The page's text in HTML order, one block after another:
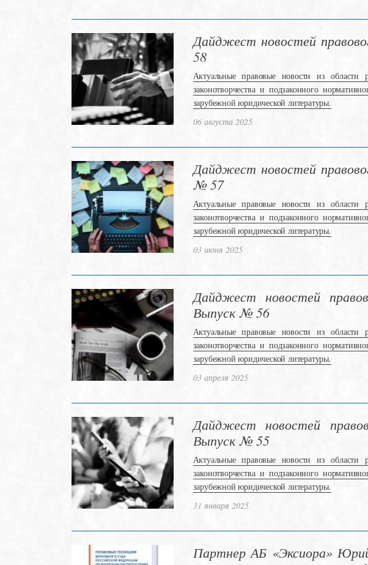
Дайджест новостей
58
Актуальные правовые новости из области
законотворчества и подзаконного
зарубежной юридической литературы.
06 августа 2025
Дайджест новостей
№ 57
Актуальные правовые новости из области
законотворчества и подзаконного
зарубежной юридической литературы.
03 июня 2025
Дайджест новостей
Выпуск № 56
Актуальные правовые новости из области
законотворчества и подзаконного
зарубежной юридической литературы.
03 апреля 2025
Дайджест новостей
Выпуск № 55
Актуальные правовые новости из области
законотворчества и подзаконного
зарубежной юридической литературы.
31 января 2025
Партнер АБ «Эксиора»